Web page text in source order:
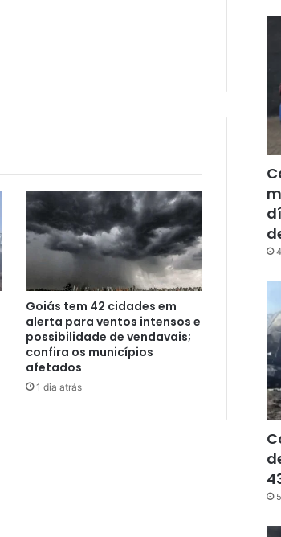
Goiás tem 42 cidades em
alerta para ventos intensos e
possibilidade de vendavais;
confira os municípios
afetados
1 dia atrás